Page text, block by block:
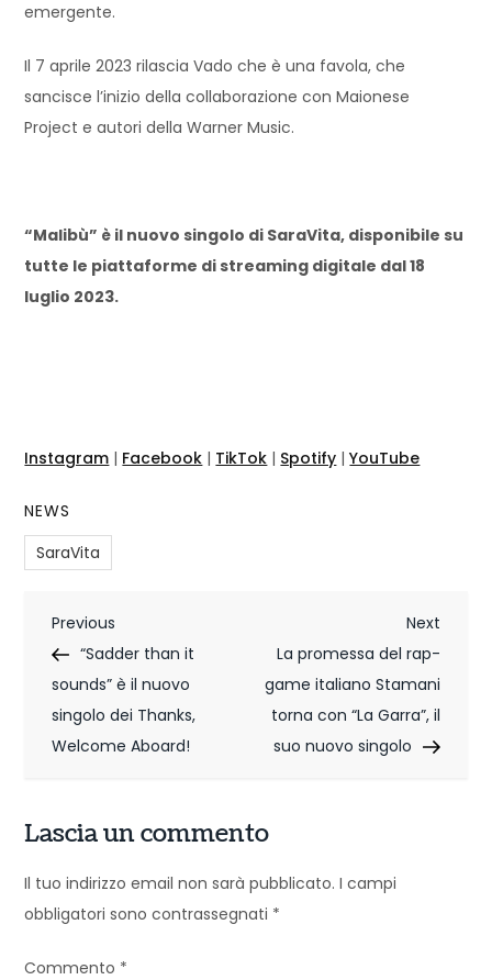
emergente.
Il 7 aprile 2023 rilascia Vado che è una favola, che
sancisce l’inizio della collaborazione con Maionese
Project e autori della Warner Music.
“Malibù” è il nuovo singolo di SaraVita, disponibile su
tutte le piattaforme di streaming digitale dal 18
luglio 2023.
Instagram | Facebook | TikTok | Spotify |YouTube
NEWS
SaraVita
N
a
v
i
a
z
i
o
Previous
Post
Previous
“Sadder than it
sounds” è il nuovo
singolo dei Thanks,
Welcome Aboard!
Next
Post
Next
La promessa del rap-
game italiano Stamani
torna con “La Garra”, il
suo nuovo singolo
Lascia un commento
Il tuo indirizzo email non sarà pubblicato. I campi
obbligatori sono contrassegnati *
Commento *